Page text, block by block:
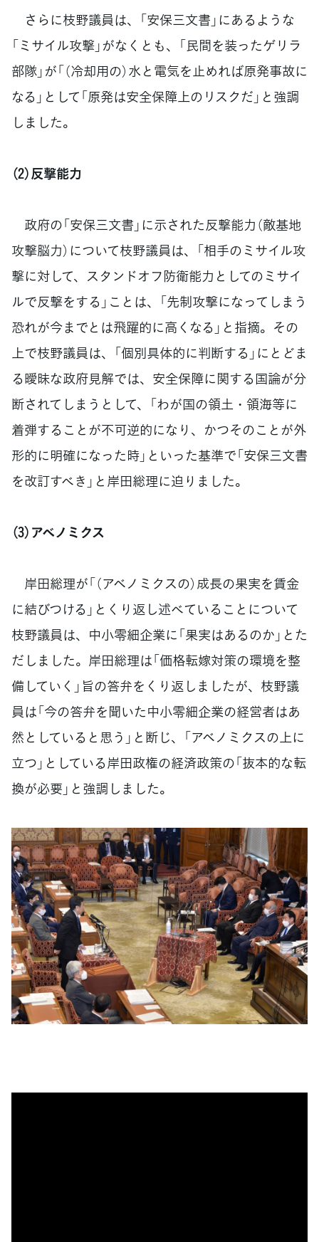
さらに枝野議員は、「安保三文書」にあるような
「ミサイル攻撃」がなくとも、「民間を装ったゲリラ
部隊」が「（冷却用の）水と電気を止めれば原発事故に
なる」として「原発は安全保障上のリスクだ」と強調
しました。
（2）反撃能力
政府の「安保三文書」に示された反撃能力（敵基地
攻撃脳力）について枝野議員は、「相手のミサイル攻
撃に対して、スタンドオフ防衛能力としてのミサイ
ルで反撃をする」ことは、「先制攻撃になってしまう
恐れが今までとは飛躍的に高くなる」と指摘。その
上で枝野議員は、「個別具体的に判断する」にとどま
る曖昧な政府見解では、安全保障に関する国論が分
断されてしまうとして、「わが国の領土・領海等に
着弾することが不可逆的になり、かつそのことが外
形的に明確になった時」といった基準で「安保三文書
を改訂すべき」と岸田総理に迫りました。
（3）アベノミクス
岸田総理が「（アベノミクスの）成長の果実を賃金
に結びつける」とくり返し述べていることについて
枝野議員は、中小零細企業に「果実はあるのか」とた
だしました。岸田総理は「価格転嫁対策の環境を整
備していく」旨の答弁をくり返しましたが、枝野議
員は「今の答弁を聞いた中小零細企業の経営者はあ
然としていると思う」と断じ、「アベノミクスの上に
立つ」としている岸田政権の経済政策の「抜本的な転
換が必要」と強調しました。